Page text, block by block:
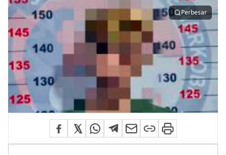
Perbesar